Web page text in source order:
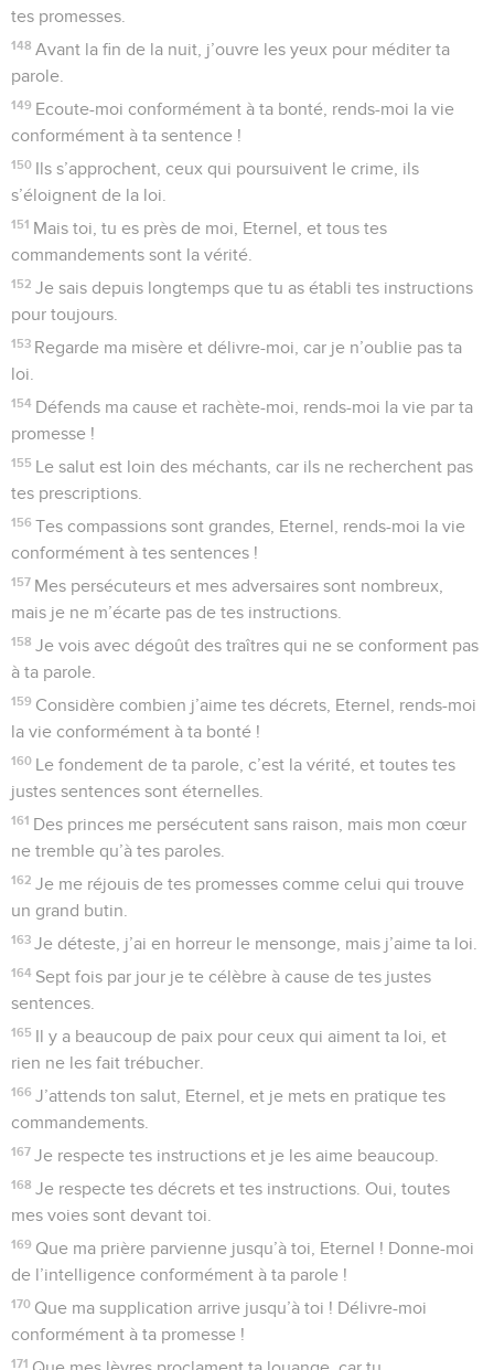
tes promesses.
148 Avant la fin de la nuit, j’ouvre les yeux pour méditer ta
parole.
149 Ecoute-moi conformément à ta bonté, rends-moi la vie
conformément à ta sentence !
150 Ils s’approchent, ceux qui poursuivent le crime, ils
s’éloignent de la loi.
151 Mais toi, tu es près de moi, Eternel, et tous tes
commandements sont la vérité.
152 Je sais depuis longtemps que tu as établi tes instructions
pour toujours.
153 Regarde ma misère et délivre-moi, car je n’oublie pas ta
loi.
154 Défends ma cause et rachète-moi, rends-moi la vie par ta
promesse !
155 Le salut est loin des méchants, car ils ne recherchent pas
tes prescriptions.
156 Tes compassions sont grandes, Eternel, rends-moi la vie
conformément à tes sentences !
157 Mes persécuteurs et mes adversaires sont nombreux,
mais je ne m’écarte pas de tes instructions.
158 Je vois avec dégoût des traîtres qui ne se conforment pas
à ta parole.
159 Considère combien j’aime tes décrets, Eternel, rends-moi
la vie conformément à ta bonté !
160 Le fondement de ta parole, c’est la vérité, et toutes tes
justes sentences sont éternelles.
161 Des princes me persécutent sans raison, mais mon cœur
ne tremble qu’à tes paroles.
162 Je me réjouis de tes promesses comme celui qui trouve
un grand butin.
163 Je déteste, j’ai en horreur le mensonge, mais j’aime ta loi.
164 Sept fois par jour je te célèbre à cause de tes justes
sentences.
165 Il y a beaucoup de paix pour ceux qui aiment ta loi, et
rien ne les fait trébucher.
166 J’attends ton salut, Eternel, et je mets en pratique tes
commandements.
167 Je respecte tes instructions et je les aime beaucoup.
168 Je respecte tes décrets et tes instructions. Oui, toutes
mes voies sont devant toi.
169 Que ma prière parvienne jusqu’à toi, Eternel ! Donne-moi
de l’intelligence conformément à ta parole !
170 Que ma supplication arrive jusqu’à toi ! Délivre-moi
conformément à ta promesse !
171